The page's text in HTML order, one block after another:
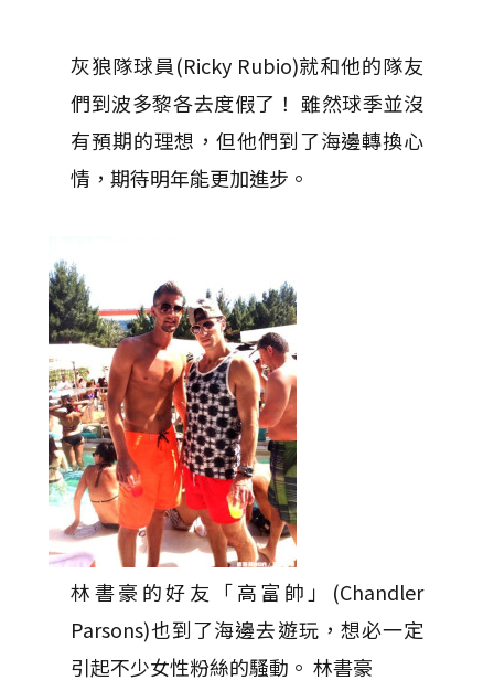
灰狼隊球員(Ricky Rubio)就和他的隊友
們到波多黎各去度假了！ 雖然球季並沒
有預期的理想，但他們到了海邊轉換心
情，期待明年能更加進步。
林書豪的好友「高富帥」(Chandler
Parsons)也到了海邊去遊玩，想必一定
引起不少女性粉絲的騷動。 林書豪